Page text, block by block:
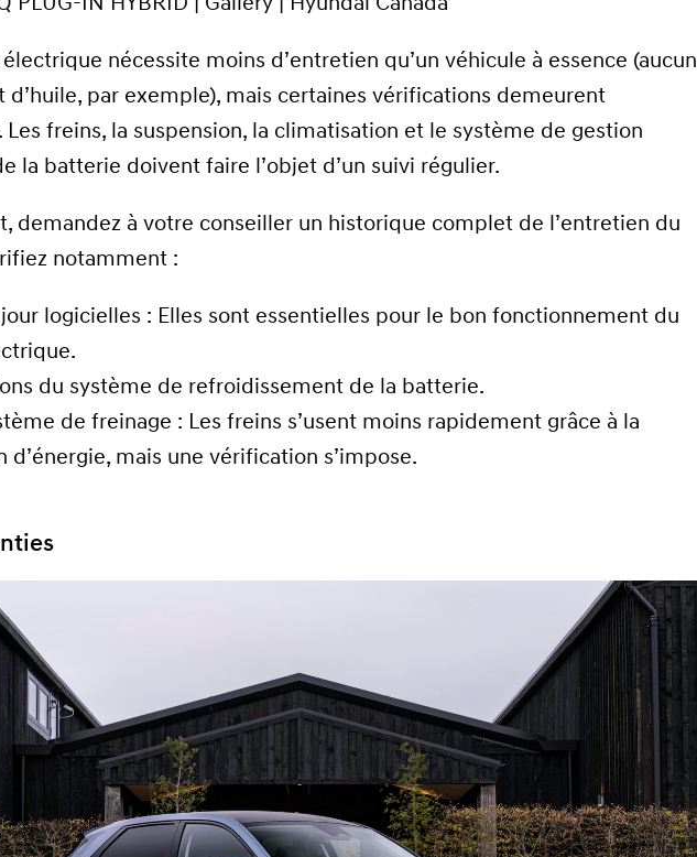
nécessite moins d’entretien qu’un véhicule à essence (aucun
d’huile, par exemple), mais certaines vérifications demeurent
Les freins, la suspension, la climatisation et le système de gestion
la batterie doivent faire l’objet d’un suivi régulier.
demandez à votre conseiller un historique complet de l’entretien du
notamment :
jour logicielles : Elles sont essentielles pour le bon fonctionnement du
du système de refroidissement de la batterie.
de freinage : Les freins s’usent moins rapidement grâce à la
d’énergie, mais une vérification s’impose.